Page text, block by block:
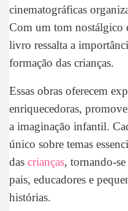
cinematográficas
Com um tom nostálgico
livro ressalta a
formação das crianças.
Essas obras oferecem
enriquecedoras,
a imaginação infantil.
único sobre temas
das crianças, tornando-
pais, educadores e
histórias.